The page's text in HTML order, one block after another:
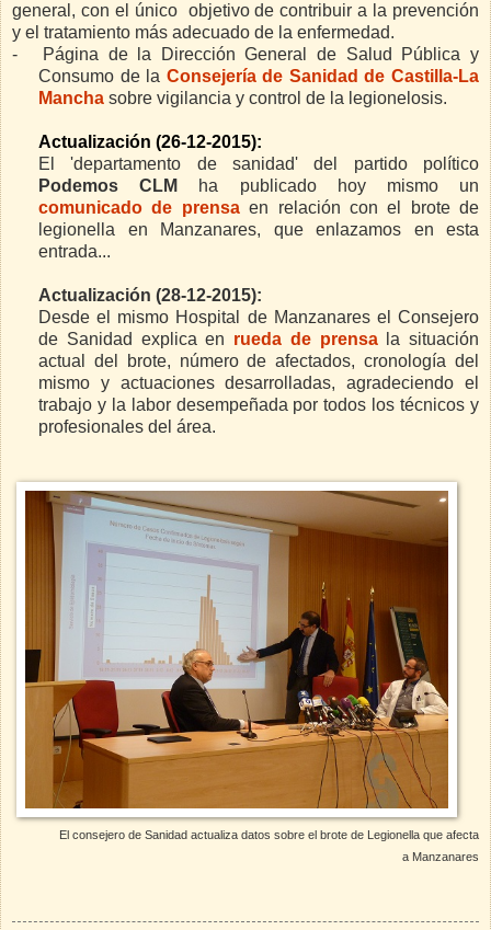
general, con el único objetivo de contribuir a la prevención
y el tratamiento más adecuado de la enfermedad.
-
Página de la Dirección General de Salud Pública y
Consumo de la Consejería de Sanidad de Castilla-La
Mancha sobre vigilancia y control de la legionelosis.
Actualización (26-12-2015):
El 'departamento de sanidad' del partido político
Podemos CLM
ha publicado hoy mismo un
comunicado de prensaen relación con el brote de
legionella en Manzanares, que enlazamos en esta
entrada...
Actualización (28-12-2015):
Desde el mismo Hospital de Manzanares el Consejero
de Sanidad explica en rueda de prensa
la situación
actual del brote, número de afectados, cronología del
mismo y actuaciones desarrolladas, agradeciendo el
trabajo y la labor desempeñada por todos los técnicos y
profesionales del área.
El consejero de Sanidad actualiza datos sobre el brote de Legionella que afecta
a Manzanares